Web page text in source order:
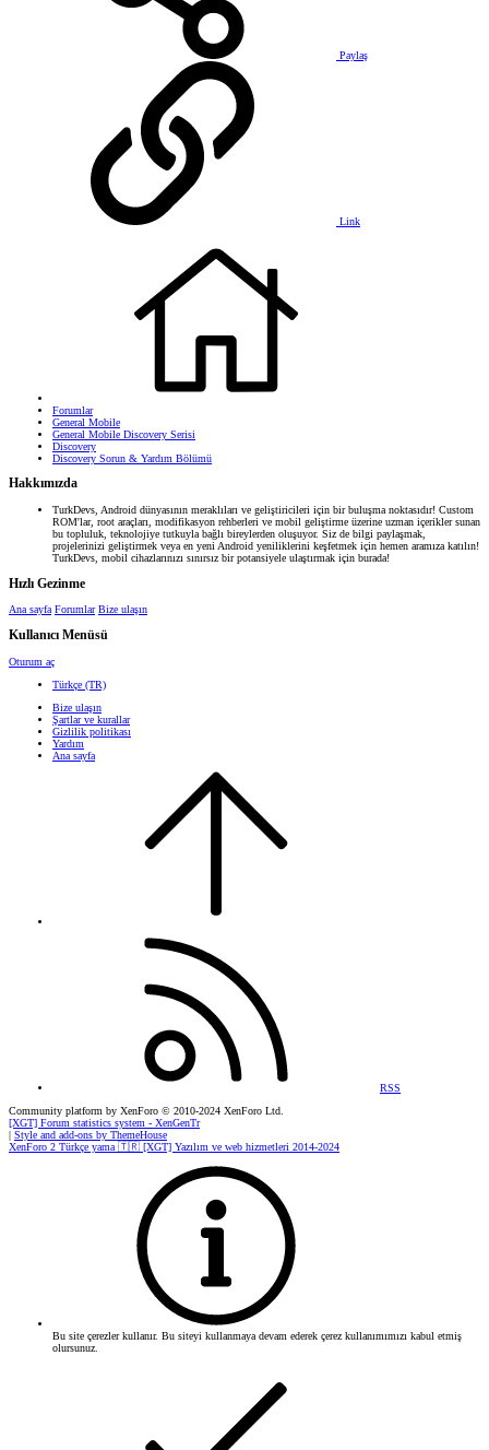
Paylaş
Link
Forumlar
General Mobile
General Mobile Discovery Serisi
Discovery
Discovery Sorun & Yardım Bölümü
Hakkımızda
TurkDevs, Android dünyasının meraklıları ve geliştiricileri için bir buluşma noktasıdır! Custom
ROM'lar, root araçları, modifikasyon rehberleri ve mobil geliştirme üzerine uzman içerikler sunan
bu topluluk, teknolojiye tutkuyla bağlı bireylerden oluşuyor. Siz de bilgi paylaşmak,
projelerinizi geliştirmek veya en yeni Android yeniliklerini keşfetmek için hemen aramıza katılın!
TurkDevs, mobil cihazlarınızı sınırsız bir potansiyele ulaştırmak için burada!
Hızlı Gezinme
Ana sayfa Forumlar Bize ulaşın
Kullanıcı Menüsü
Oturum aç
Türkçe (TR)
Bize ulaşın
Şartlar ve kurallar
Gizlilik politikası
Yardım
Ana sayfa
RSS
Community platform by XenForo © 2010-2024 XenForo Ltd.
[XGT] Forum statistics system - XenGenTr
| Style and add-ons by ThemeHouse
XenForo 2 Türkçe yama 🇹🇷 [XGT] Yazılım ve web hizmetleri 2014-2024
Bu site çerezler kullanır. Bu siteyi kullanmaya devam ederek çerez kullanımımızı kabul etmiş
olursunuz.